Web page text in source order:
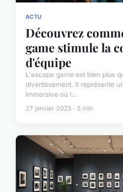
ACTU
Découvrez
game stimule la
d'équipe
L'escape game est bien plus
divertissement. Il représente
immersive où l...
27 janvier 2025 · 5 min